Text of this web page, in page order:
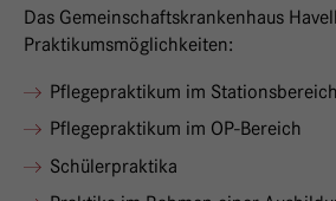
Das Gemeinschaftskrankenhaus
Praktikumsmöglichkeiten:
Pflegepraktikum im Stationsbereich
Pflegepraktikum im OP-Bereich
Schülerpraktika